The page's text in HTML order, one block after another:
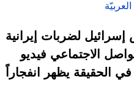
لضربات إيرانية
الاجتماعي فيديو
الحقيقة يظهر انفجاراً